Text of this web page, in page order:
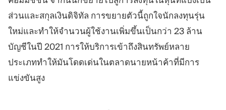
ส่วนและสกุลเงินดิจิทัล การขยายตัวนี้ถูกใจนักลงทุนรุ่น
ใหม่และทำให้จำนวนผู้ใช้งานเพิ่มขึ้นเป็นกว่า 23 ล้าน
บัญชีในปี 2021 การให้บริการเข้าถึงสินทรัพย์หลาย
ประเภททำให้มันโดดเด่นในตลาดนายหน้าค้าที่มีการ
แข่งขันสูง